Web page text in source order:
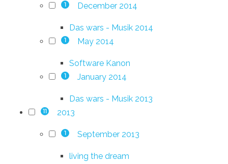
1 December 2014
Das wars - Musik 2014
1 May 2014
Software Kanon
1 January 2014
Das wars - Musik 2013
11 2013
1 September 2013
living the dream